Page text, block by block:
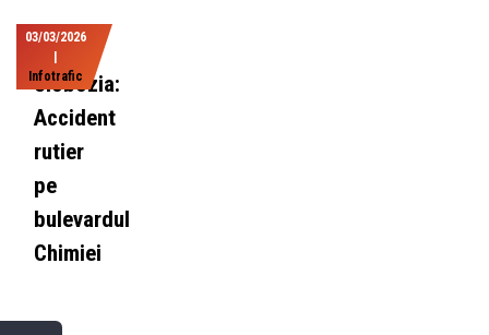
03/03/2026
Infotrafic
Slobozia:
Accident
rutier
pe
bulevardul
Chimiei